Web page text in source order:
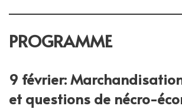
PROGRAMME
9 février:
et questions de nécro-